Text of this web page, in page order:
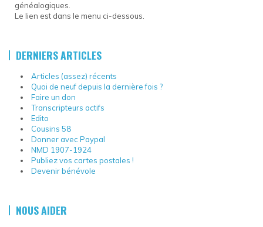
généalogiques.
Le lien est dans le menu ci-dessous.
DERNIERS ARTICLES
Articles (assez) récents
Quoi de neuf depuis la dernière fois ?
Faire un don
Transcripteurs actifs
Edito
Cousins 58
Donner avec Paypal
NMD 1907-1924
Publiez vos cartes postales !
Devenir bénévole
NOUS AIDER